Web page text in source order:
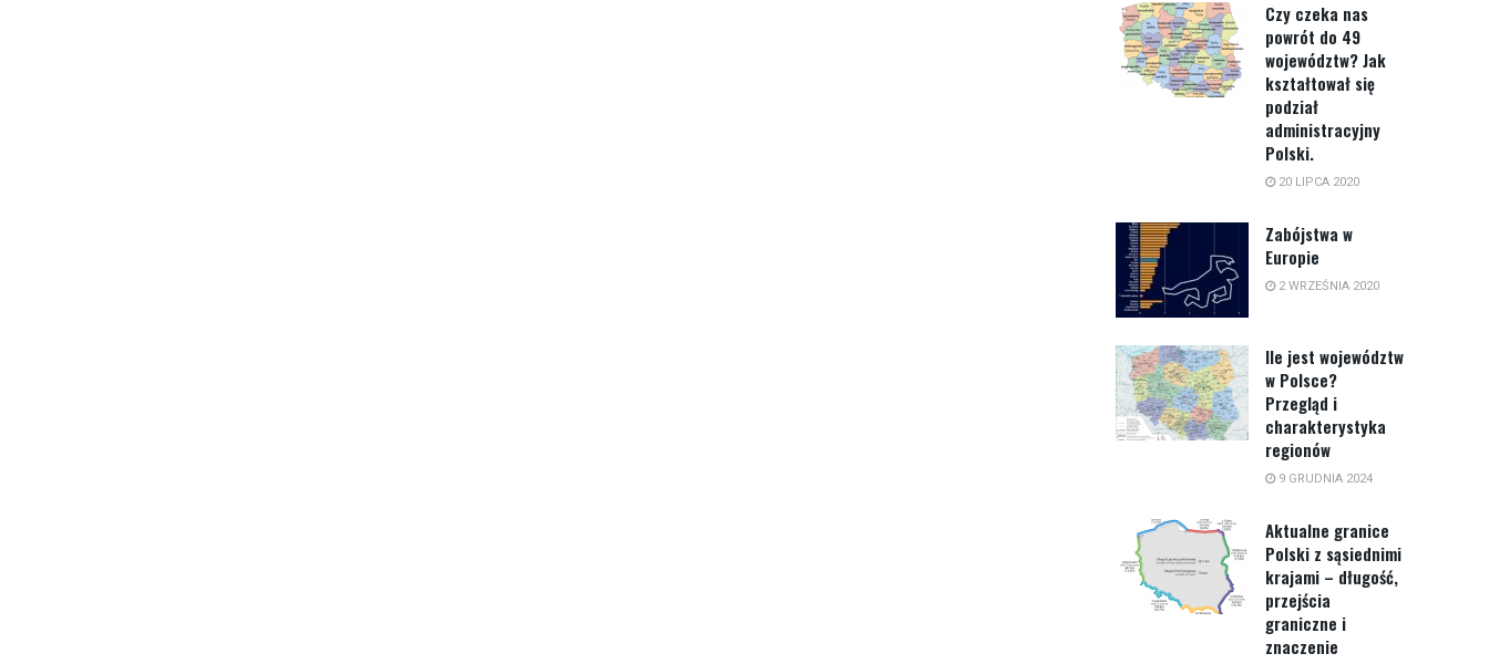
Czy czeka nas
powrót do 49
województw? Jak
kształtował się
podział
administracyjny
Polski.
20 LIPCA 2020
Zabójstwa w
Europie
2 WRZEŚNIA 2020
Ile jest województw
w Polsce?
Przegląd i
charakterystyka
regionów
9 GRUDNIA 2024
Aktualne granice
Polski z sąsiednimi
krajami – długość,
przejścia
graniczne i
znaczenie